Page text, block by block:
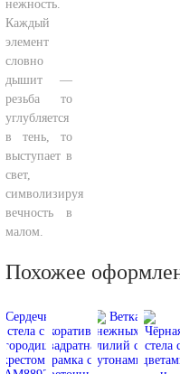
нежность.
Каждый
элемент
словно
дышит —
резьба то
углубляется
в тень, то
выступает в
свет,
символизируя
вечность в
малом.
Похожее